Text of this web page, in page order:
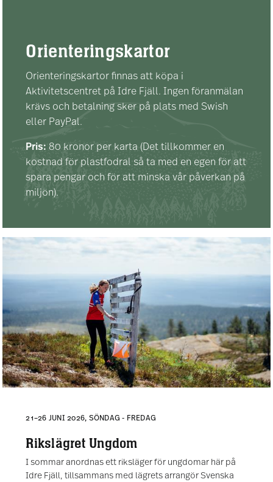
Orienteringskartor
Orienteringskartor finnas att köpa i
Aktivitetscentret på Idre Fjäll. Ingen föranmälan
krävs och betalning sker på plats med Swish
eller PayPal.
Pris: 80 kronor per karta (Det tillkommer en
kostnad för plastfodral så ta med en egen för att
spara pengar och för att minska vår påverkan på
miljön).
21–26 JUNI 2026, SÖNDAG - FREDAG
Rikslägret Ungdom
I sommar anordnas ett riksläger för ungdomar här på
Idre Fjäll, tillsammans med lägrets arrangör Svenska